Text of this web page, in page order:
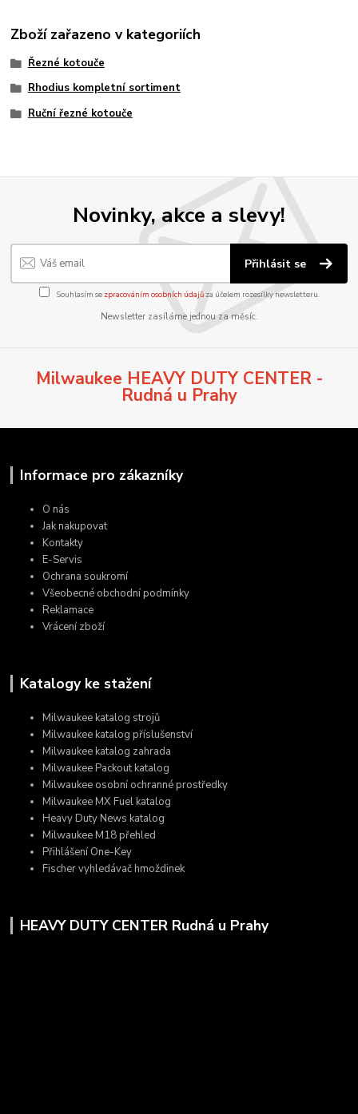
Zboží zařazeno v kategoriích
Řezné kotouče
Rhodius kompletní sortiment
Ruční řezné kotouče
Novinky, akce a slevy!
Přihlásit se
Souhlasím se zpracováním osobních údajůza účelem rozesílky newsletteru.
Newsletter zasíláme jednou za měsíc.
Milwaukee HEAVY DUTY CENTER -
Rudná u Prahy
Informace pro zákazníky
O nás
Jak nakupovat
Kontakty
E-Servis
Ochrana soukromí
Všeobecné obchodní podmínky
Reklamace
Vrácení zboží
Katalogy ke stažení
Milwaukee katalog strojů
Milwaukee katalog příslušenství
Milwaukee katalog zahrada
Milwaukee Packout katalog
Milwaukee osobní ochranné prostředky
Milwaukee MX Fuel katalog
Heavy Duty News katalog
Milwaukee M18 přehled
Přihlášení One-Key
Fischer vyhledávač hmoždinek
HEAVY DUTY CENTER Rudná u Prahy